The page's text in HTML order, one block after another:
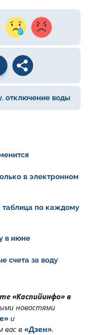
, отключение воды
в электронном
по каждому
в июне
счета за воду
«Каспийинфо» в
новостями
и
вас в«Дзен».